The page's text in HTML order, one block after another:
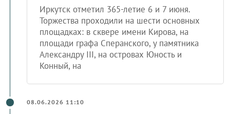
Иркутск отметил 365-летие 6 и 7 июня.
Торжества проходили на шести основных
площадках: в сквере имени Кирова, на
площади графа Сперанского, у памятника
Александру III, на островах Юность и
Конный, на
08.06.2026 11:10